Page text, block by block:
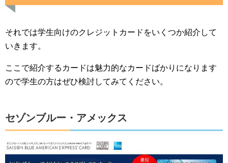
それでは学生向けのクレジットカードをいくつか紹介して
いきます。
ここで紹介するカードは魅力的なカードばかりになります
ので学生の方はぜひ検討してみてください。
セゾンブルー・アメックス